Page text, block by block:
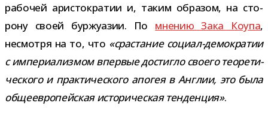
рабо­чей ари­сто­кра­тии и, таким обра­зом, на сто­
рону своей бур­жу­а­зии. По мне­нию Зака Коупа,
несмотря на то, что «срас­та­ние социал-​демократии
с импе­ри­а­лиз­мом впер­вые достигло сво­его тео­ре­ти­
че­ского и прак­ти­че­ского апо­гея в Англии, это была
обще­ев­ро­пей­ская исто­ри­че­ская тен­ден­ция».